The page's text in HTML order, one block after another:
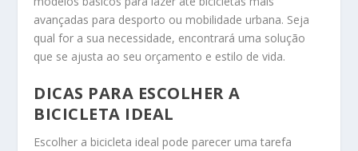
avançadas para desporto ou mobilidade urbana. Seja
qual for a sua necessidade, encontrará uma solução
que se ajusta ao seu orçamento e estilo de vida.
DICAS PARA ESCOLHER A
BICICLETA IDEAL
Escolher a bicicleta ideal pode parecer uma tarefa